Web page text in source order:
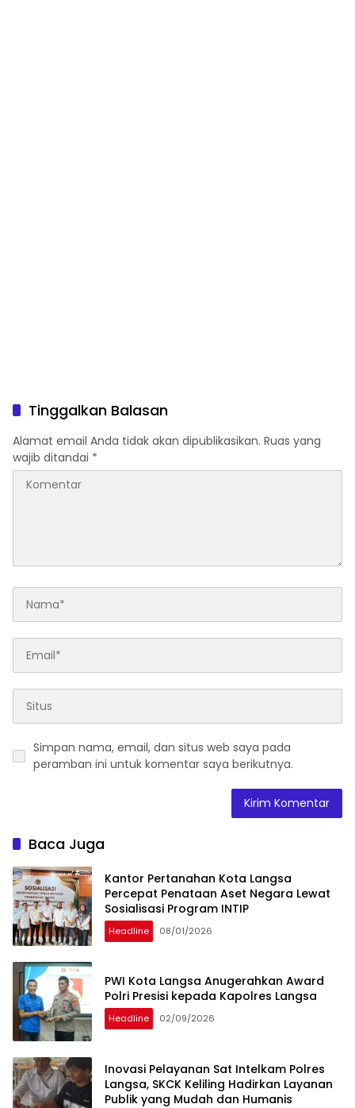
Tinggalkan Balasan
Alamat email Anda tidak akan dipublikasikan. Ruas yang
wajib ditandai *
Simpan nama, email, dan situs web saya pada
peramban ini untuk komentar saya berikutnya.
Baca Juga
Kantor Pertanahan Kota Langsa
Percepat Penataan Aset Negara Lewat
Sosialisasi Program INTIP
Headline 08/01/2026
PWI Kota Langsa Anugerahkan Award
Polri Presisi kepada Kapolres Langsa
Headline 02/09/2026
Inovasi Pelayanan Sat Intelkam Polres
Langsa, SKCK Keliling Hadirkan Layanan
Publik yang Mudah dan Humanis